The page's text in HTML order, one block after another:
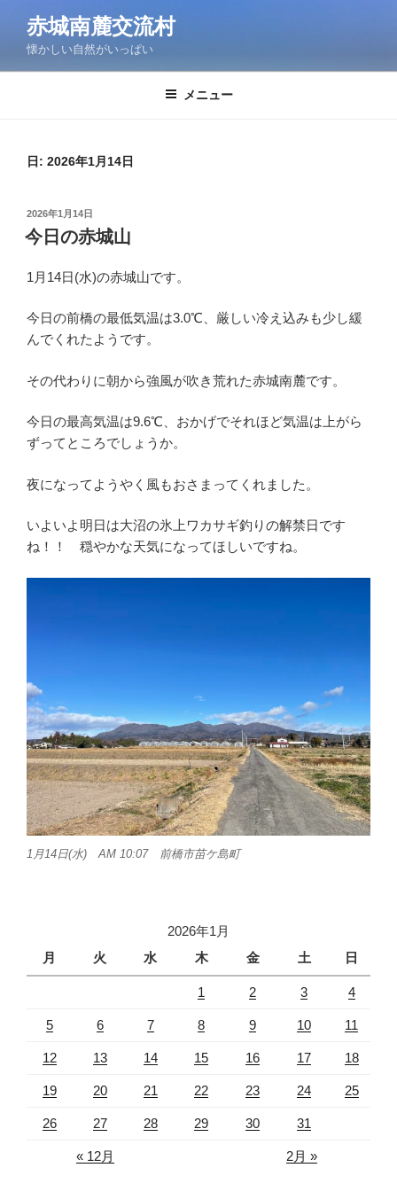
ン
赤城南麓交流村
懐かしい自然がいっぱい
メニュー
日: 2026年1月14日
投
稿
日:
2026年1月14日
今日の赤城山
1月14日(水)の赤城山です。
今日の前橋の最低気温は3.0℃、厳しい冷え込みも少し緩
んでくれたようです。
その代わりに朝から強風が吹き荒れた赤城南麓です。
今日の最高気温は9.6℃、おかげでそれほど気温は上がら
ずってところでしょうか。
夜になってようやく風もおさまってくれました。
いよいよ明日は大沼の氷上ワカサギ釣りの解禁日です
ね！！ 穏やかな天気になってほしいですね。
1月14日(水) AM 10:07 前橋市苗ケ島町
2026年1月
月
火 水 木 金 土 日
1 2 3 4
5 6 7 8 9 10 11
12 13 14 15 16 17 18
19 20 21 22 23 24 25
26 27 28 29 30 31
« 12月 2月 »